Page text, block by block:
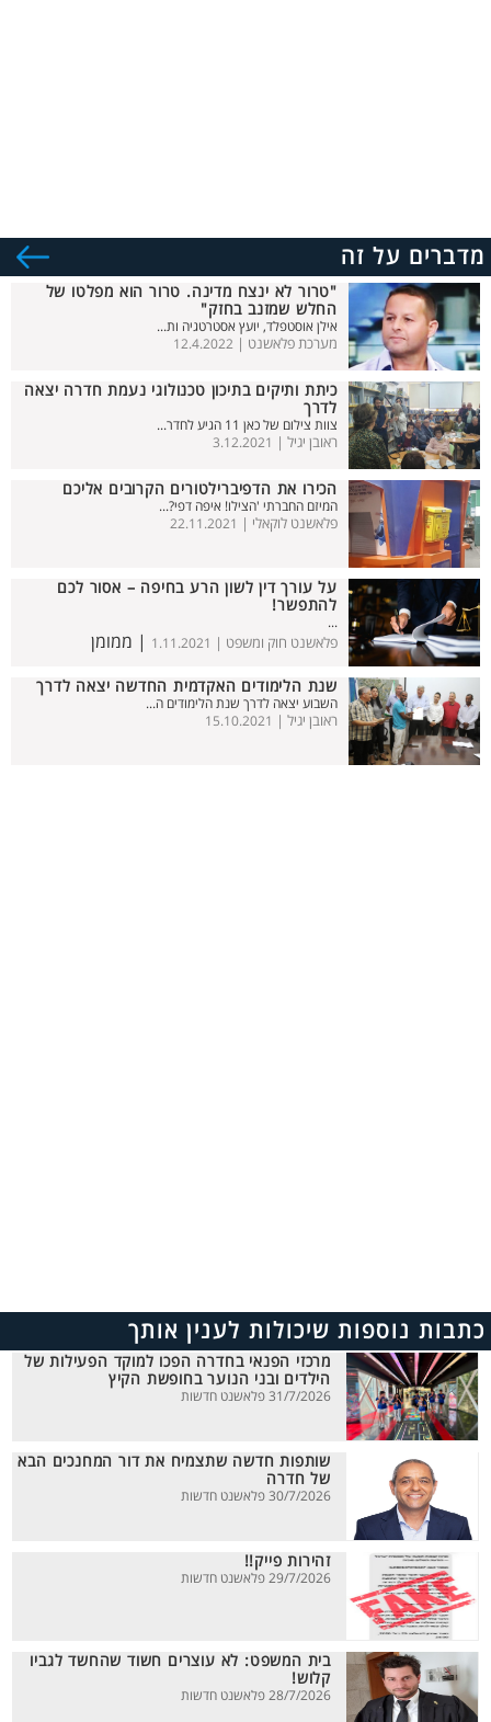
מדברים על זה
"טרור לא ינצח מדינה. טרור הוא מפלטו של
החלש שמזנב בחזק"
אילן אוסטפלד, יועץ אסטרטגיה ות...
מערכת פלאשנט | 12.4.2022
כיתת ותיקים בתיכון טכנולוגי נעמת חדרה יצאה
לדרך
צוות צילום של כאן 11 הגיע לחדר...
ראובן יגיל | 3.12.2021
הכירו את הדפיברילטורים הקרובים אליכם
המיזם החברתי 'הצילו! איפה דפי?...
פלאשנט לוקאלי | 22.11.2021
על עורך דין לשון הרע בחיפה – אסור לכם
להתפשר!
...
פלאשנט חוק ומשפט | 1.11.2021 | ממומן
שנת הלימודים האקדמית החדשה יצאה לדרך
השבוע יצאה לדרך שנת הלימודים ה...
ראובן יגיל | 15.10.2021
כתבות נוספות שיכולות לענין אותך
מרכזי הפנאי בחדרה הפכו למוקד הפעילות של
הילדים ובני הנוער בחופשת הקיץ
31/7/2026 פלאשנט חדשות
שותפות חדשה שתצמיח את דור המחנכים הבא
של חדרה
30/7/2026 פלאשנט חדשות
זהירות פייק!!
29/7/2026 פלאשנט חדשות
בית המשפט: לא עוצרים חשוד שהחשד לגביו
קלוש!
28/7/2026 פלאשנט חדשות